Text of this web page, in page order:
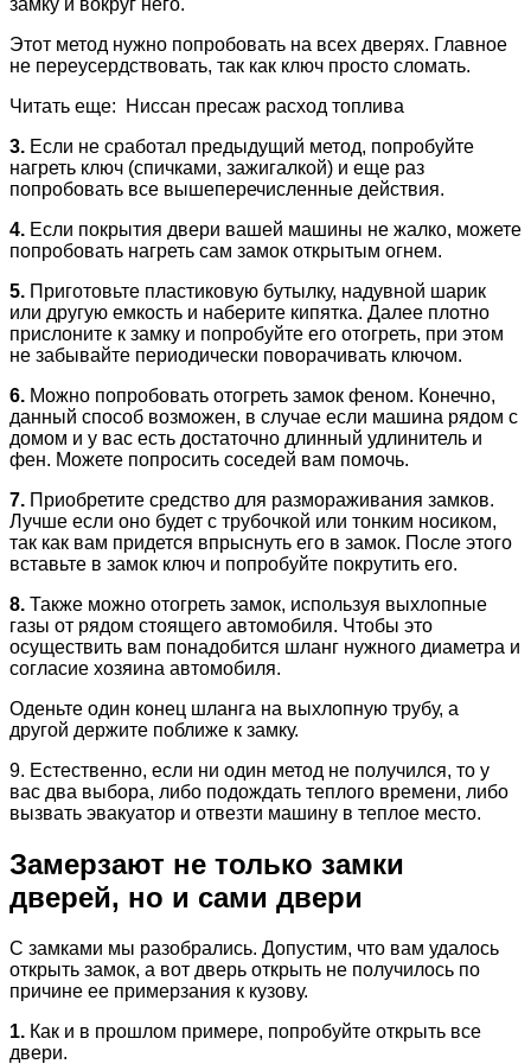
Этот метод нужно попробовать на всех дверях. Главное
не переусердствовать, так как ключ просто сломать.
Читать еще: Ниссан пресаж расход топлива
3. Если не сработал предыдущий метод, попробуйте
нагреть ключ (спичками, зажигалкой) и еще раз
попробовать все вышеперечисленные действия.
4. Если покрытия двери вашей машины не жалко, можете
попробовать нагреть сам замок открытым огнем.
5. Приготовьте пластиковую бутылку, надувной шарик
или другую емкость и наберите кипятка. Далее плотно
прислоните к замку и попробуйте его отогреть, при этом
не забывайте периодически поворачивать ключом.
6. Можно попробовать отогреть замок феном. Конечно,
данный способ возможен, в случае если машина рядом с
домом и у вас есть достаточно длинный удлинитель и
фен. Можете попросить соседей вам помочь.
7. Приобретите средство для размораживания замков.
Лучше если оно будет с трубочкой или тонким носиком,
так как вам придется впрыснуть его в замок. После этого
вставьте в замок ключ и попробуйте покрутить его.
8. Также можно отогреть замок, используя выхлопные
газы от рядом стоящего автомобиля. Чтобы это
осуществить вам понадобится шланг нужного диаметра и
согласие хозяина автомобиля.
Оденьте один конец шланга на выхлопную трубу, а
другой держите поближе к замку.
9. Естественно, если ни один метод не получился, то у
вас два выбора, либо подождать теплого времени, либо
вызвать эвакуатор и отвезти машину в теплое место.
Замерзают не только замки
дверей, но и сами двери
С замками мы разобрались. Допустим, что вам удалось
открыть замок, а вот дверь открыть не получилось по
причине ее примерзания к кузову.
1. Как и в прошлом примере, попробуйте открыть все
двери.